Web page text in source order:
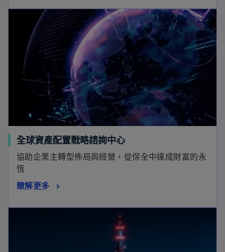
全球資產配置戰略諮詢中心
協助企業主轉型佈局與經營，從保全中達成財富的永
恆
瞭解更多